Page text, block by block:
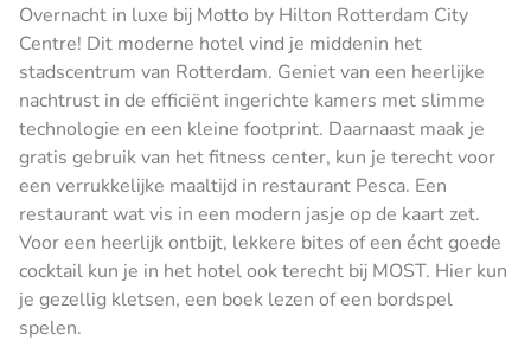
Overnacht in luxe bij Motto by Hilton Rotterdam City
Centre! Dit moderne hotel vind je middenin het
stadscentrum van Rotterdam. Geniet van een heerlijke
nachtrust in de efficiënt ingerichte kamers met slimme
technologie en een kleine footprint. Daarnaast maak je
gratis gebruik van het fitness center, kun je terecht voor
een verrukkelijke maaltijd in restaurant Pesca. Een
restaurant wat vis in een modern jasje op de kaart zet.
Voor een heerlijk ontbijt, lekkere bites of een écht goede
cocktail kun je in het hotel ook terecht bij MOST. Hier kun
je gezellig kletsen, een boek lezen of een bordspel
spelen.